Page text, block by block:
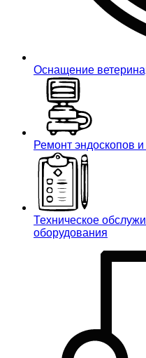
Оснащение
Ремонт эндоскопов
Техническое
оборудования